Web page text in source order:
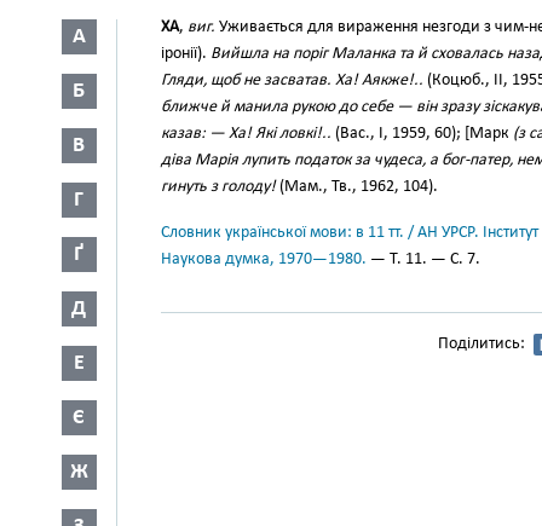
А
Б
В
Г
Ґ
Д
Е
Є
Ж
ХА, виг. Уживається для вираження незгоди з чим-
іронії). Вийшла на поріг Маланка та й сховалась
Гляди, щоб не засватав. Ха! Аякже!.. (Коцюб., II,
ближче й манила рукою до себе — він зразу
казав: — Ха! Які ловкі!.. (Вас., І, 1959, 60); [Марк (з
діва Марія лупить податок за чудеса, а бог-патер,
гинуть з голоду!(Мам., Тв., 1962, 104).
Словник української мови: в 11 тт. / АН УРСР.
Наукова думка, 1970—1980. — Т. 11. — С. 7.
Поділитись: